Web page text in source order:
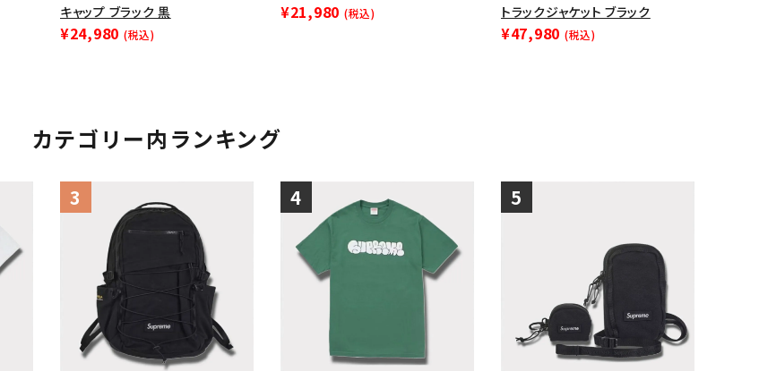
キャップ ブラック 黒
¥24,980 (税込)
¥21,980 (税込)
トラックジャケット ブラック
¥47,980 (税込)
カテゴリー内ランキング